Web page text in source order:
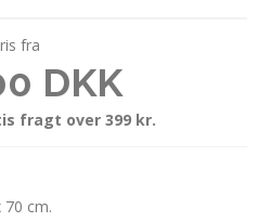
fra
DKK
fragt over 399 kr.
70 cm.